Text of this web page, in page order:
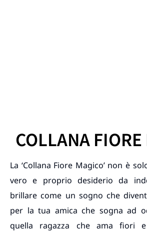
COLLANA FIORE
La ‘Collana Fiore Magico’ non è
vero e proprio desiderio da
brillare come un sogno che
per la tua amica che sogna ad
quella ragazza che ama fiori